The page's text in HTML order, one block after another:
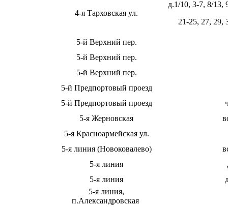
4-я Тарховская ул.
д.1/10, 3-7, 8/13,
21-25, 27, 29,
5-й Верхний пер.
5-й Верхний пер.
5-й Верхний пер.
5-й Предпортовый проезд
5-й Предпортовый проезд
5-я Жерновская
5-я Красноармейская ул.
5-я линия (Новоковалево)
5-я линия
5-я линия
5-я линия,
п.Александровская